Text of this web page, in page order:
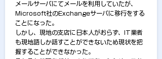
メールサーバにてメールを利用していたが、
Microsoft社のExchangeサーバに移行をする
ことになった。
しかし、現地の支店に日本人がおらず、IT業者
も現地語しか話すことができないため現状を把
握することができなかった。